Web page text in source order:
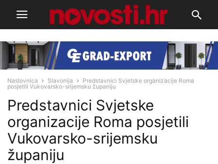
Naslovnica Slavonija
Predstavnici Svjetske organizacije Roma
posjetili Vukovarsko-srijemsku županiju
Predstavnici Svjetske
organizacije Roma posjetili
Vukovarsko-srijemsku
županiju